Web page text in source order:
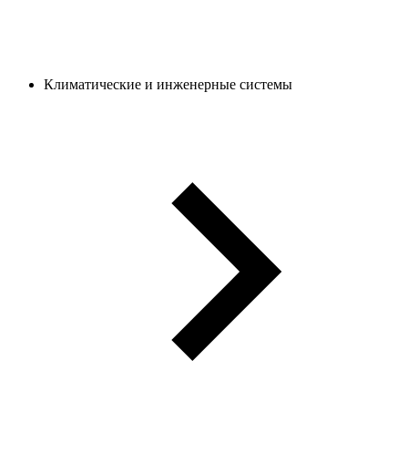
Климатические и инженерные системы